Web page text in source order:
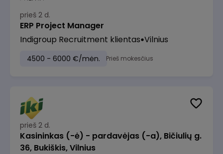
prieš 2 d.
ERP Project Manager
Indigroup Recruitment klientas Vilnius
4500 - 6000 €/mėn. Prieš mokesčius
prieš 2 d.
Kasininkas (-ė) - pardavėjas (-a), Bičiulių g.
36, Bukiškis, Vilnius